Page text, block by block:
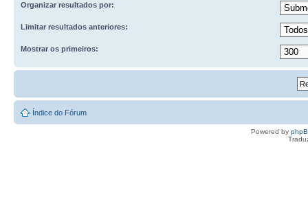
Organizar resultados por:
Limitar resultados anteriores:
Mostrar os primeiros:
Índice do Fórum
Powered by